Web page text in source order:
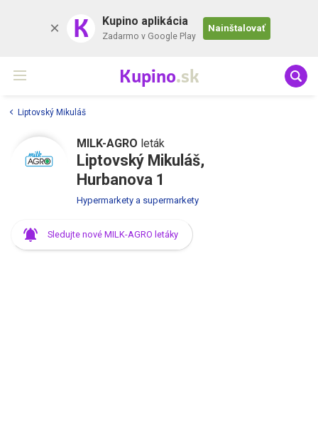
K Kupino aplikácia
Zadarmo v Google Play
Nainštalovať
Kupino.sk
Liptovský Mikuláš
MILK-AGRO leták
Liptovský Mikuláš,
Hurbanova 1
Hypermarkety a supermarkety
Sledujte nové MILK-AGRO letáky